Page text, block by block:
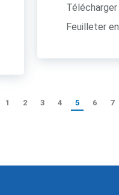
Feuilleter
1 2 3 4 5 6 7